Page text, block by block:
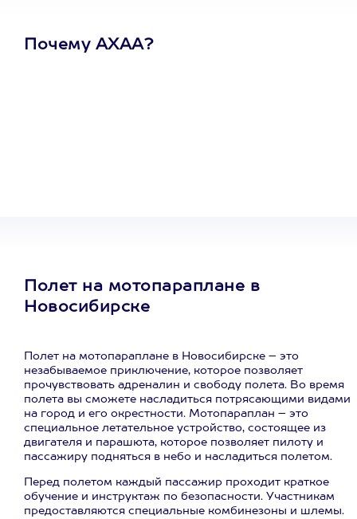
Почему АХАА?
Полет на мотопараплане в
Новосибирске
Полет на мотопараплане в Новосибирске – это
незабываемое приключение, которое позволяет
прочувствовать адреналин и свободу полета. Во время
полета вы сможете насладиться потрясающими видами
на город и его окрестности. Мотопараплан – это
специальное летательное устройство, состоящее из
двигателя и парашюта, которое позволяет пилоту и
пассажиру подняться в небо и насладиться полетом.
Перед полетом каждый пассажир проходит краткое
обучение и инструктаж по безопасности. Участникам
предоставляются специальные комбинезоны и шлемы.